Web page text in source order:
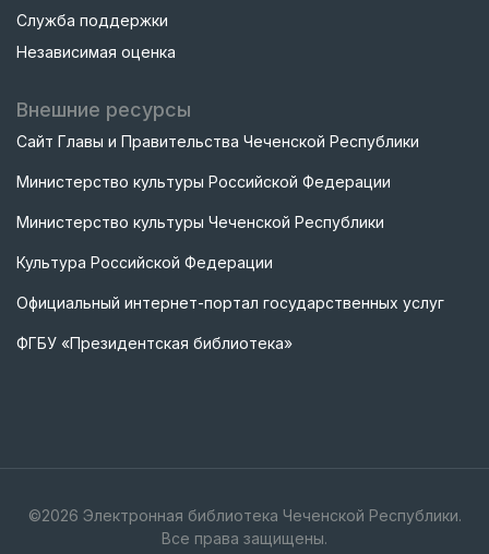
Служба поддержки
Независимая оценка
Внешние ресурсы
Сайт Главы и Правительства Чеченской Республики
Министерство культуры Российской Федерации
Министерство культуры Чеченской Республики
Культура Российской Федерации
Официальный интернет-портал государственных услуг
ФГБУ «Президентская библиотека»
©2026 Электронная библиотека Чеченской Республики.
Все права защищены.